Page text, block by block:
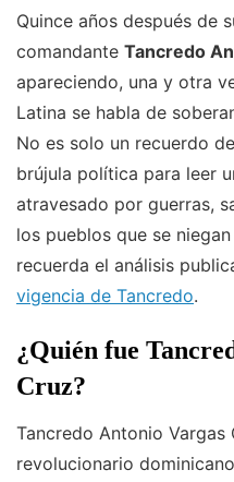
Quince años después de
comandante Tancredo
apareciendo, una y otra
Latina se habla de
No es solo un recuerdo
brújula política para leer
atravesado por guerras,
los pueblos que se
recuerda el análisis
vigencia de Tancredo.
¿Quién fue
Cruz?
Tancredo Antonio
revolucionario